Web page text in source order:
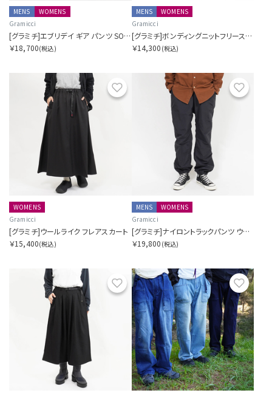
MENS
WOMENS
Gramicci
[グラミチ]エブリデイ ギア パンツ SORA別注
￥18,700(税込)
MENS
WOMENS
Gramicci
[グラミチ]ボンディングニットフリースイージーテーパードパンツ
￥14,300 (税込)
お気に入り
WOMENS
Gramicci
[グラミチ]ウールライク フレアスカート
￥15,400(税込)
MENS
WOMENS
Gramicci
[グラミチ]ナイロントラックパンツ ウィズオクタ
￥19,800 (税込)
お気に入り お気